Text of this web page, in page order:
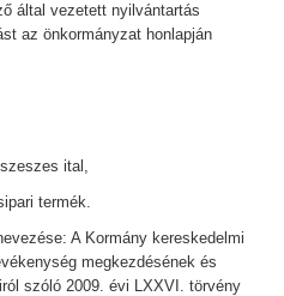
által vezetett nyilvántartás
az önkormányzat honlapján
ital,
termék.
A Kormány kereskedelmi
megkezdésének és
szóló 2009. évi LXXVI. törvény